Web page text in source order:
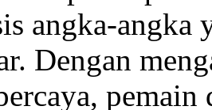
angka-angka
Dengan